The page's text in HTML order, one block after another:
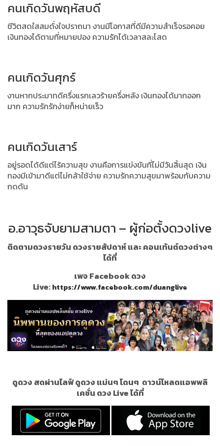
คนเกิดวันพฤหัสบดี
ชีวิตสดใสสมดั่งใจปราถนา งานมีโอกาสที่ดีมีความสำเร็จรอคอย
เงินทองได้ตามที่หมายปอง ความรักได้เวลาสละโสด
คนเกิดวันศุกร์
งานหากประมาทดีครึ่งแรกเลวร้ายครึ่งหลัง เงินทองได้มากออก
มาก ความรักรักง่ายก็หน่ายเร็ว
คนเกิดวันเสาร์
อยู่รอดได้ดีแต่ไร้ความสุข งานคือการแข่งขันที่ไม่มีวันสิ้นสุด เงิน
ทองมีเข้ามาดีแต่ไม่กล้าใช้จ่าย ความรักความสุขมาพร้อมกับความ
กดดัน
อ.อาวุธจับยามสามตา – ผู้ก่อตั้งดวงlive
ติดตามดวงรายวัน ดวงรายสัปดาห์ และ คอนเท้นต์ดวงต่างๆ
ได้ที่
เพจ Facebook ดวง
Live:https://www.facebook.com/duanglive
ดูดวง สดผ่านไลฟ์ ดูดวง แม่นๆ โดนๆ ดาวน์โหลดแอพพลิ
เคชั่น ดวง Live ได้ที่